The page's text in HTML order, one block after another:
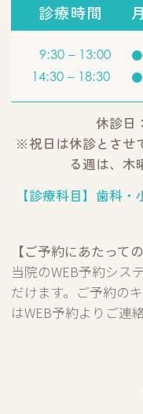
診療時間 月
9:30 – 13:00 ●
14:30 – 18:30 ●
休診日
※祝日は休診とさせ
る週は、木
【診療科目】歯科
【ご予約にあたって
当院のWEB予約シス
だけます。ご予約の
はWEB予約よりご連